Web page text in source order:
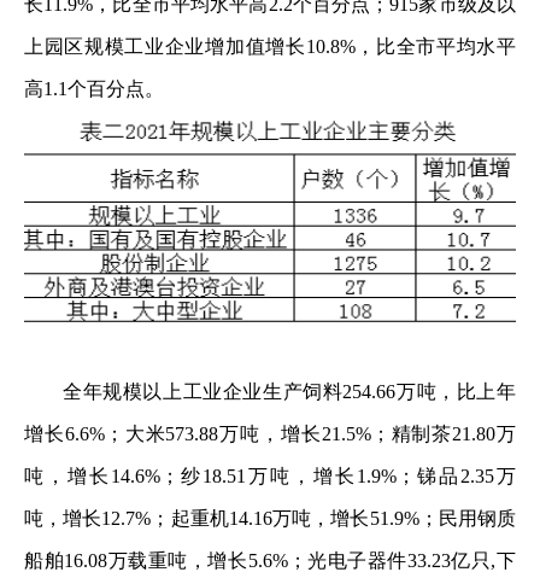
长11.9%，比全市平均水平高2.2个百分点；915家市级及以
上园区规模工业企业增加值增长10.8%，比全市平均水平
高1.1个百分点。
全年规模以上工业企业生产饲料254.66万吨，比上年
增长6.6%；大米573.88万吨，增长21.5%；精制茶21.80万
吨，增长14.6%；纱18.51万吨，增长1.9%；锑品2.35万
吨，增长12.7%；起重机14.16万吨，增长51.9%；民用钢质
船舶16.08万载重吨，增长5.6%；光电子器件33.23亿只,下